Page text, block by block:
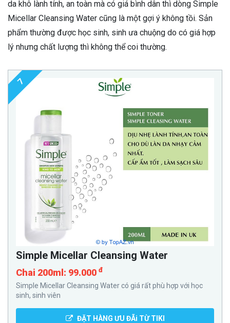
da khô lành tính, an toàn mà có giá bình dân thì dòng Simple
Micellar Cleansing Water cũng là một gợi ý không tồi. Sản
phẩm thường được học sinh, sinh ưa chuộng do có giá hợp
lý nhưng chất lượng thì không thể coi thường.
7
Simple Micellar Cleansing Water
Chai 200ml: 99.000 đ
Simple Micellar Cleansing Water có giá rất phù hợp với học
sinh, sinh viên
ĐẶT HÀNG ƯU ĐÃi TỪ TIKI